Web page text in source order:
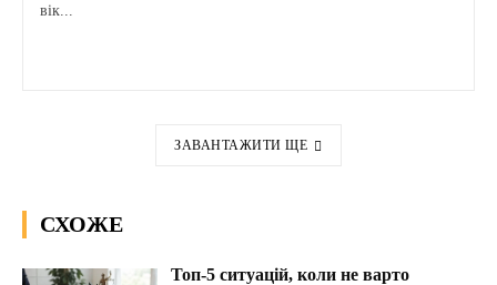
вік...
ЗАВАНТАЖИТИ ЩЕ
СХОЖЕ
Топ-5 ситуацій, коли не варто